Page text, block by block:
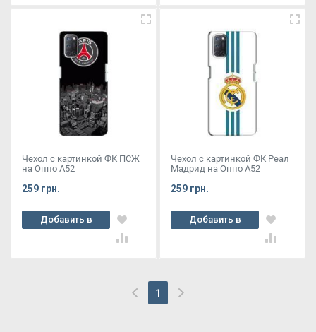
Чехол с картинкой ФК ПСЖ
на Оппо А52
259 грн.
Добавить в
корзину
Чехол с картинкой ФК Реал
Мадрид на Оппо А52
259 грн.
Добавить в
корзину
1
(current)